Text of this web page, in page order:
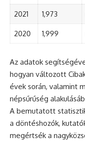
2021 1,973
2020 1,999
Az adatok
hogyan változott
évek során, valamint
népsűrűség
A bemutatott
a döntéshozók,
megértsék a